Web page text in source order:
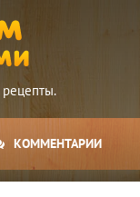
КОММЕНТАРИИ